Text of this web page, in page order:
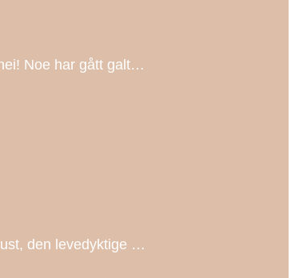
Noe har gått galt…
den levedyktige …